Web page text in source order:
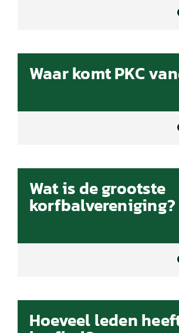
Waar komt PKC
Wat is de grootste
korfbalvereniging?
Hoeveel leden